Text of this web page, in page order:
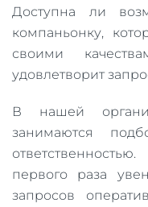
Доступна ли
компаньонку,
своими
удовлетворит
В нашей
занимаются
первого раза
запросов